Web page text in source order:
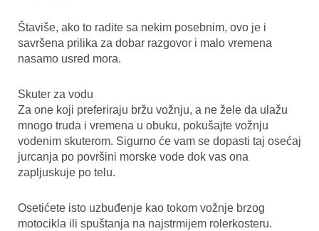
Štaviše, ako to radite sa nekim posebnim, ovo je i
savršena prilika za dobar razgovor i malo vremena
nasamo usred mora.
Skuter za vodu
Za one koji preferiraju bržu vožnju, a ne žele da ulažu
mnogo truda i vremena u obuku, pokušajte vožnju
vodenim skuterom. Sigurno će vam se dopasti taj osećaj
jurcanja po površini morske vode dok vas ona
zapljuskuje po telu.
Osetićete isto uzbuđenje kao tokom vožnje brzog
motocikla ili spuštanja na najstrmijem rolerkosteru.